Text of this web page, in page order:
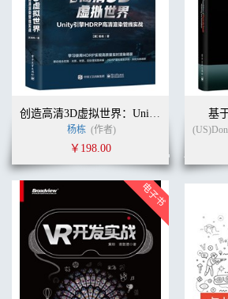
创造高清3D虚拟世界：Unity引擎HDRP高清渲染管线实战
杨栋 (作者)
￥198.00
基